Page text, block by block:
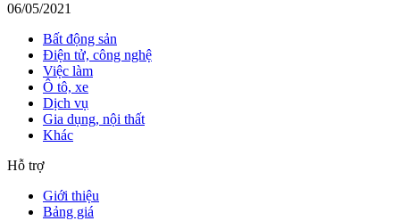
06/05/2021
Bất động sản
Điện tử, công nghệ
Việc làm
Ô tô, xe
Dịch vụ
Gia dụng, nội thất
Khác
Hỗ trợ
Giới thiệu
Bảng giá